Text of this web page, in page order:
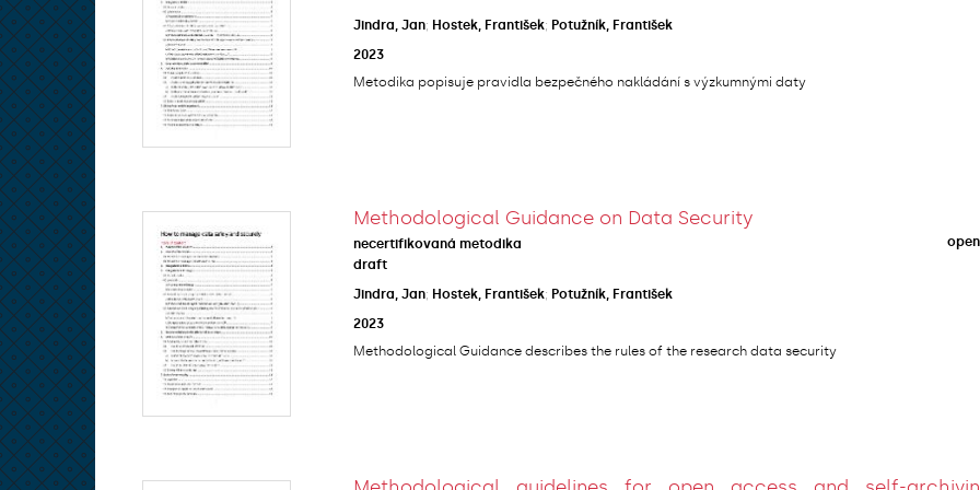
Jindra, Jan; Hostek, František; Potužník, František
2023
Metodika popisuje pravidla bezpečného nakládání s výzkumnými daty
Methodological Guidance on Data Security
necertifikovaná metodika
draft
Jindra, Jan; Hostek, František; Potužník, František
2023
Methodological Guidance describes the rules of the research data security